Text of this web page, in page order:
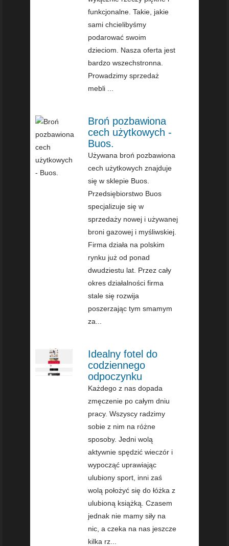
funkcjonalne. Takie, jakie
sami chcielibyśmy
podarować swoim
dzieciom. Nasza oferta jest
bardzo wszechstronna.
Prowadzimy sprzedaż
mebli ...
Broń pozbawiona
cech użytkowych -
Buos.
Używana broń pozbawiona
cech użytkowych znajduje
się w sklepie Buos.
Przedsiębiorstwo Buos
specjalizuje się w
sprzedaży nowej i używanej
broni gazowej i myśliwskiej.
Firma działa na polskim
rynku już od ponad
dwudziestu lat. Przez cały
okres działalności firma
stale się rozwija
poszerzając tym smamym
za...
Idealny fotel do
codziennego
odpoczynku
Każdego z nas dopada
zmęczenie po całym dniu
pracy. Wszyscy radzimy
sobie z nim na różne
sposoby. Jedni wolą
aktywnie spędzić wieczór i
wypocząć uprawiając
ulubiony sport, inni zaś
wolą położyć się do łóżka z
ulubioną książką. Czasem
jednak nie mamy siły na
nic, a czeka na nas jeszcze
kilka rz...